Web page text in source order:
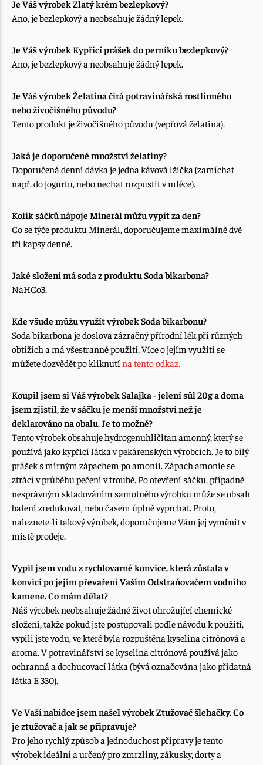
Je Váš výrobek Zlatý krém bezlepkový?
Ano, je bezlepkový a neobsahuje žádný lepek.
Je Váš výrobek Kypřicí prášek do perníku bezlepkový?
Ano, je bezlepkový a neobsahuje žádný lepek.
Je Váš výrobek Želatina čirá potravinářská rostlinného
nebo živočišného původu?
Tento produkt je živočišného původu (vepřová želatina).
Jaká je doporučené množství želatiny?
Doporučená denní dávka je jedna kávová lžička (zamíchat
např. do jogurtu, nebo nechat rozpustit v mléce).
Kolik sáčků nápoje Minerál můžu vypít za den?
Co se týče produktu Minerál, doporučujeme maximálně dvě
tři kapsy denně.
Jaké složení má soda z produktu Soda bikarbona?
NaHCo3.
Kde všude můžu využít výrobek Soda bikarbonu?
Soda bikarbona je doslova zázračný přírodní lék při různých
obtížích a má všestranné použití. Více o jejím využití se
můžete dozvědět po kliknutí na tento odkaz.
Koupil jsem si Váš výrobek Salajka - jelení sůl 20g a doma
jsem zjistil, že v sáčku je menší množství než je
deklarováno na obalu. Je to možné?
Tento výrobek obsahuje hydrogenuhličitan amonný, který se
používá jako kypřicí látka v pekárenských výrobcích. Je to bílý
prášek s mírným zápachem po amonii. Zápach amonie se
ztrácí v průběhu pečení v troubě. Po otevření sáčku, případně
nesprávným skladováním samotného výrobku může se obsah
balení zredukovat, nebo časem úplně vyprchat. Proto,
naleznete-li takový výrobek, doporučujeme Vám jej vyměnit v
místě prodeje.
Vypil jsem vodu z rychlovarné konvice, která zůstala v
konvici po jejím převaření Vaším Odstraňovačem vodního
kamene. Co mám dělat?
Náš výrobek neobsahuje žádné život ohrožující chemické
složení, takže pokud jste postupovali podle návodu k použití,
vypili jste vodu, ve které byla rozpuštěna kyselina citrónová a
aroma. V potravinářství se kyselina citrónová používá jako
ochranná a dochucovací látka (bývá označována jako přídatná
látka E 330).
Ve Vaší nabídce jsem našel výrobek Ztužovač šlehačky. Co
je ztužovač a jak se připravuje?
Pro jeho rychlý způsob a jednoduchost přípravy je tento
výrobek ideální a určený pro zmrzliny, zákusky, dorty a